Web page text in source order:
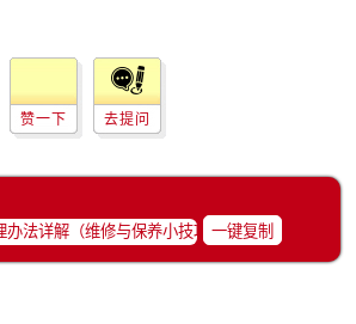
赞一下 去提问
一键复制